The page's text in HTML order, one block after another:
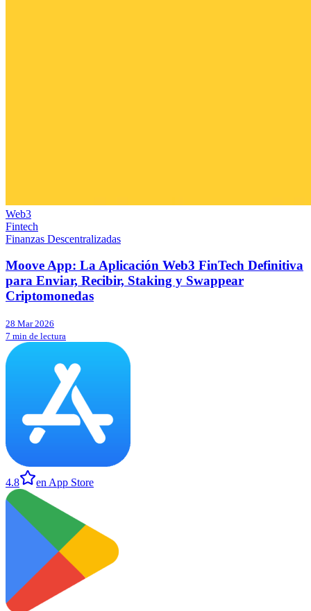
Web3
Fintech
Finanzas Descentralizadas
Moove App: La Aplicación Web3 FinTech Definitiva
para Enviar, Recibir, Staking y Swappear
Criptomonedas
28 Mar 2026
7 min de lectura
4.8 en App Store